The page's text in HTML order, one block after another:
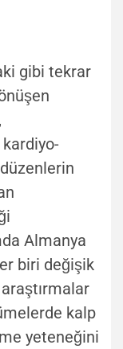
gibi tekrar
Almanya
biri değişik
kalp
yeteneğini